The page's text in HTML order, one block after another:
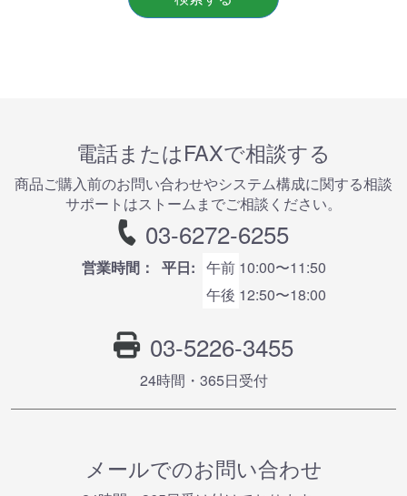
電話またはFAXで相談する
商品ご購⼊前のお問い合わせやシステム構成に関する相談
サポートはストームまでご相談ください。
03-6272-6255
営業時間： 平日: 午前 10:00〜11:50
午後 12:50〜18:00
03-5226-3455
24時間・365⽇受付
メールでのお問い合わせ